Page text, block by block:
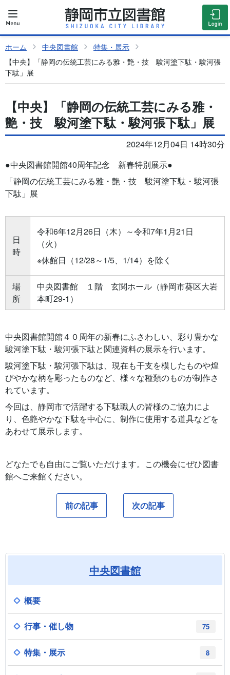
ホーム 中央図書館
特集・展示
【中央】「静岡の伝統工芸にみる雅・艶・技 駿河塗下駄・駿河張
下駄」展
【中央】「静岡の伝統工芸にみる雅・
艶・技 駿河塗下駄・駿河張下駄」展
2024年12月04日 14時30分
●中央図書館開館40周年記念 新春特別展示●
「静岡の伝統工芸にみる雅・艶・技 駿河塗下駄・駿河張
下駄」展
日
時
令和6年12月26日（木）～令和7年1月21日
（火）
※休館日（12/28～1/5、1/14）を除く
場
所
中央図書館 １階 玄関ホール（静岡市葵区大岩
本町29-1 ）
中央図書館開館４０周年の新春にふさわしい、彩り豊かな
駿河塗下駄・駿河張下駄と関連資料の展示を行います。
駿河塗下駄・駿河張下駄は、現在も干支を模したものや煌
びやかな柄を彫ったものなど、様々な種類のものが制作さ
れています。
今回は、静岡市で活躍する下駄職人の皆様のご協力によ
り、色艶やかな下駄を中心に、制作に使用する道具などを
あわせて展示します。
どなたでも自由にご覧いただけます。この機会にぜひ図書
館へご来館ください。
前の記事 次の記事
中央図書館
概要
75
行事・催し物
8
特集・展示